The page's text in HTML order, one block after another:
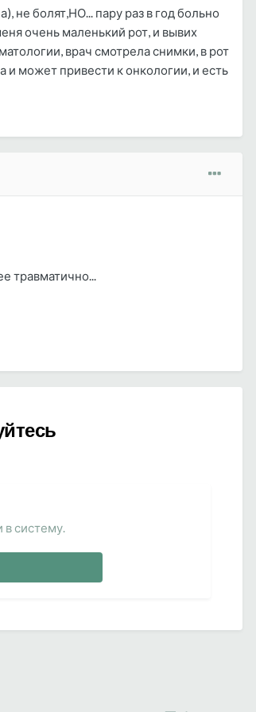
не болят,НО... пару раз в год больно
очень маленький рот, и вывих
врач смотрела снимки, в рот
и может привести к онкологии, и есть
травматично...
в систему.